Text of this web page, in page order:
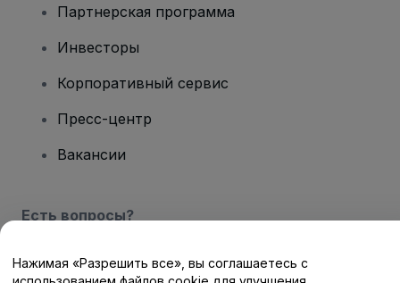
Партнерская программа
Инвесторы
Корпоративный сервис
Пресс-центр
Вакансии
Есть вопросы?
Центр помощи / Свяжитесь с нами
Нажимая «Разрешить все», вы соглашаетесь с